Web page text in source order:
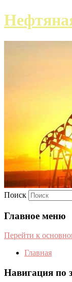
Поиск
Главное меню
Перейти к
Главная
Навигация по